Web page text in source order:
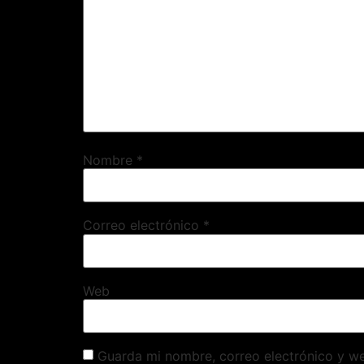
Nombre *
Correo electrónico *
Web
Guarda mi nombre, correo electrónico y